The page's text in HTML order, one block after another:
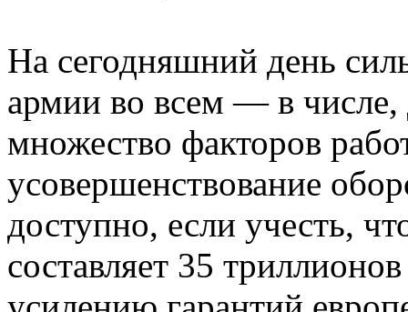
На сегодняшний день
армии во всем — в числе,
множество факторов
усовершенствование
доступно, если учесть,
составляет 35